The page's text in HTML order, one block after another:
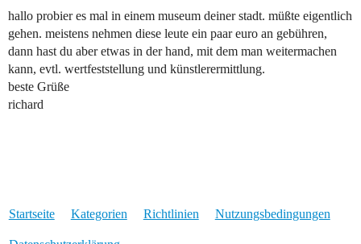
hallo probier es mal in einem museum deiner stadt. müßte eigentlich
gehen. meistens nehmen diese leute ein paar euro an gebühren,
dann hast du aber etwas in der hand, mit dem man weitermachen
kann, evtl. wertfeststellung und künstlerermittlung.
beste Grüße
richard
Startseite Kategorien Richtlinien Nutzungsbedingungen